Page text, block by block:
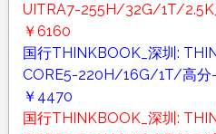
UITRA7-255H/32G/1T/
￥6160
国行THINKBOOK_深圳:
CORE5-220H/16G/1T/
￥4470
国行THINKBOOK_深圳: